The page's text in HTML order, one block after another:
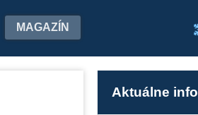
MAGAZÍN
Aktuálne info